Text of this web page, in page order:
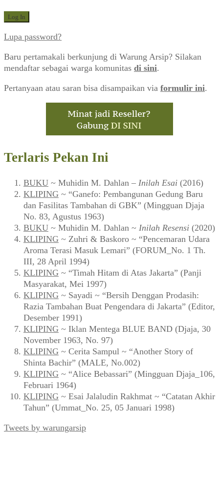
Lupa password?
Baru pertamakali berkunjung di Warung Arsip? Silakan
mendaftar sebagai warga komunitas di sini.
Pertanyaan atau saran bisa disampaikan via formulir ini.
Terlaris Pekan Ini
BUKU ~ Muhidin M. Dahlan – Inilah Esai (2016)
KLIPING ~ “Ganefo: Pembangunan Gedung Baru
dan Fasilitas Tambahan di GBK” (Mingguan Djaja
No. 83, Agustus 1963)
BUKU ~ Muhidin M. Dahlan ~ Inilah Resensi (2020)
KLIPING ~ Zuhri & Baskoro ~ “Pencemaran Udara
Aroma Terasi Masuk Lemari” (FORUM_No. 1 Th.
III, 28 April 1994)
KLIPING ~ “Timah Hitam di Atas Jakarta” (Panji
Masyarakat, Mei 1997)
KLIPING ~ Sayadi ~ “Bersih Denggan Prodasih:
Razia Tambahan Buat Pengendara di Jakarta” (Editor,
Desember 1991)
KLIPING ~ Iklan Mentega BLUE BAND (Djaja, 30
November 1963, No. 97)
KLIPING ~ Cerita Sampul ~ “Another Story of
Shinta Bachir” (MALE, No.002)
KLIPING ~ “Alice Bebassari” (Mingguan Djaja_106,
Februari 1964)
KLIPING ~ Esai Jalaludin Rakhmat ~ “Catatan Akhir
Tahun” (Ummat_No. 25, 05 Januari 1998)
Tweets by warungarsip